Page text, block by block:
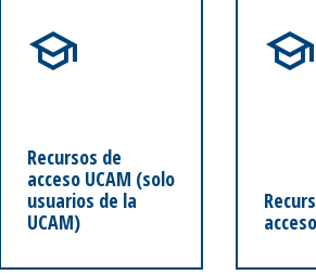
Recursos de
acceso UCAM (solo
usuarios de la
UCAM)